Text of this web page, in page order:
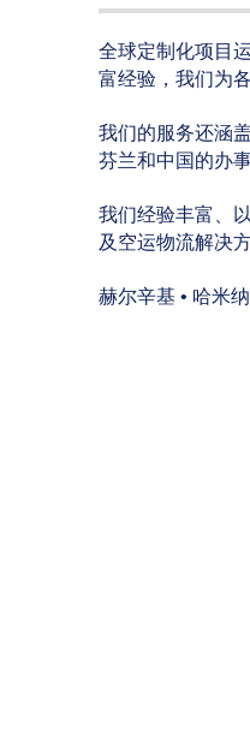
全球定制化项目
富经验，我们为
我们的服务还涵
芬兰和中国的办
我们经验丰富、
及空运物流解决
赫尔辛基 • 哈米